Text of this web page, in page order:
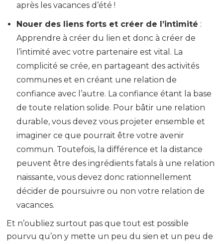
après les vacances d’été !
Nouer des liens forts et créer de l’intimité :
Apprendre à créer du lien et donc à créer de
l’intimité avec votre partenaire est vital. La
complicité se crée, en partageant des activités
communes et en créant une relation de
confiance avec l’autre. La confiance étant la base
de toute relation solide. Pour bâtir une relation
durable, vous devez vous projeter ensemble et
imaginer ce que pourrait être votre avenir
commun. Toutefois, la différence et la distance
peuvent être des ingrédients fatals à une relation
naissante, vous devez donc rationnellement
décider de poursuivre ou non votre relation de
vacances.
Et n’oubliez surtout pas que tout est possible
pourvu qu’on y mette un peu du sien et un peu de